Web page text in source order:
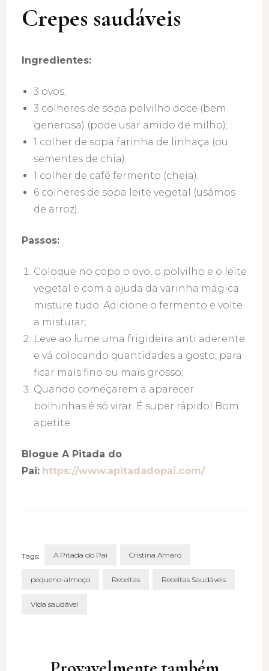
Crepes saudáveis
Ingredientes:
3 ovos;
3 colheres de sopa polvilho doce (bem
generosa) (pode usar amido de milho);
1 colher de sopa farinha de linhaça (ou
sementes de chia);
1 colher de café fermento (cheia);
6 colheres de sopa leite vegetal (usámos
de arroz).
Passos:
Coloque no copo o ovo, o polvilho e o leite
vegetal e com a ajuda da varinha mágica
misture tudo. Adicione o fermento e volte
a misturar;
Leve ao lume uma frigideira anti aderente
e vá colocando quantidades a gosto, para
ficar mais fino ou mais grosso;
Quando começarem a aparecer
bolhinhas é só virar. É super rápido! Bom
apetite.
Blogue A Pitada do
Pai: https://www.apitadadopai.com/
Tags: A Pitada do Pai Cristina Amaro
pequeno-almoço Receitas Receitas Saudáveis
Vida saudável